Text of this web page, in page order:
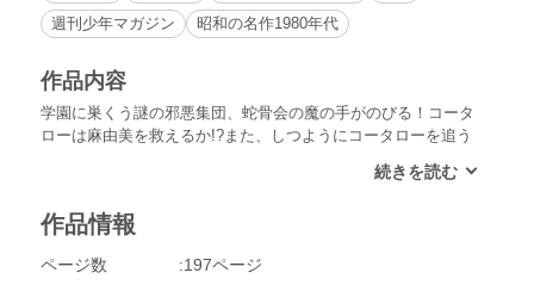
週刊少年マガジン
昭和の名作1980年代
作品内容
学園に巣くう謎の邪悪集団、蛇骨会の魔の手がのびる！コータ
ローは麻由美を救えるか!?また、しつようにコータローを追う
作品情報
ページ数
197ページ